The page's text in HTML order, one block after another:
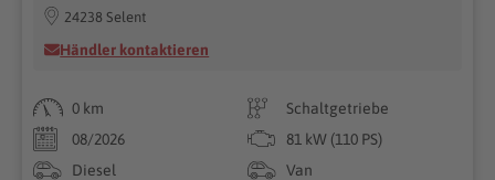
24238 Selent
Händler kontaktieren
0 km
Schaltgetriebe
08/2026
81 kW (110 PS)
Diesel
Van